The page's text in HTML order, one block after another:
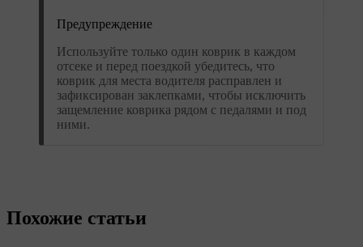
Предупреждение
Используйте только один коврик в каждом
отсеке и перед поездкой убедитесь, что
коврик для места водителя расправлен и
зафиксирован заклепками, чтобы исключить
защемление коврика рядом с педалями и под
ними.
Похожие статьи